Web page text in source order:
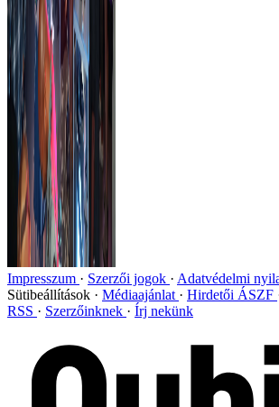
Impresszum Szerzői jogok
Adatvédelmi
Sütibeállítások
Médiaajánlat Hirdetői ÁSZF
RSS
Szerzőinknek Írj nekünk